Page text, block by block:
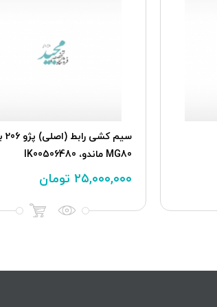
MG80 ماندو، IK00506480
۲۵,۰۰۰,۰۰۰ تومان